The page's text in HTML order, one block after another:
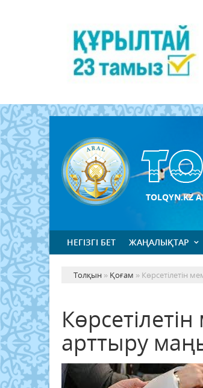
TOLQYN.KZ
НЕГІЗГІ БЕТ ЖАҢАЛЫҚТАР
Толқын » Қоғам » Көрсетілетін
арттыру